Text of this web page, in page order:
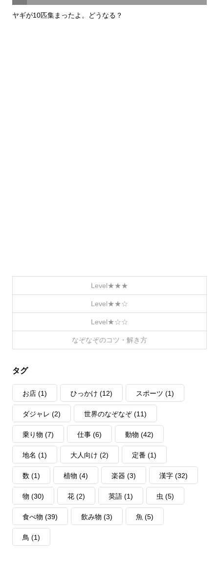
ヤギが10匹集まったよ。どうなる？
Level★★★
Level★★☆
Level★☆☆
なぞなぞのコツ・解き方
タグ
お店(1) ひっかけ (12) スポーツ (1)
ダジャレ (2) 世界のなぞなぞ(11)
乗り物 (7) 仕事(6) 動物 (42)
地名 (1) 大人向け (2) 定番 (1)
数 (1) 植物 (4) 楽器 (3) 漢字(32)
物 (30) 花(2) 英語(1) 虫 (5)
食べ物 (39) 飲み物 (3) 魚 (5)
鳥 (1)